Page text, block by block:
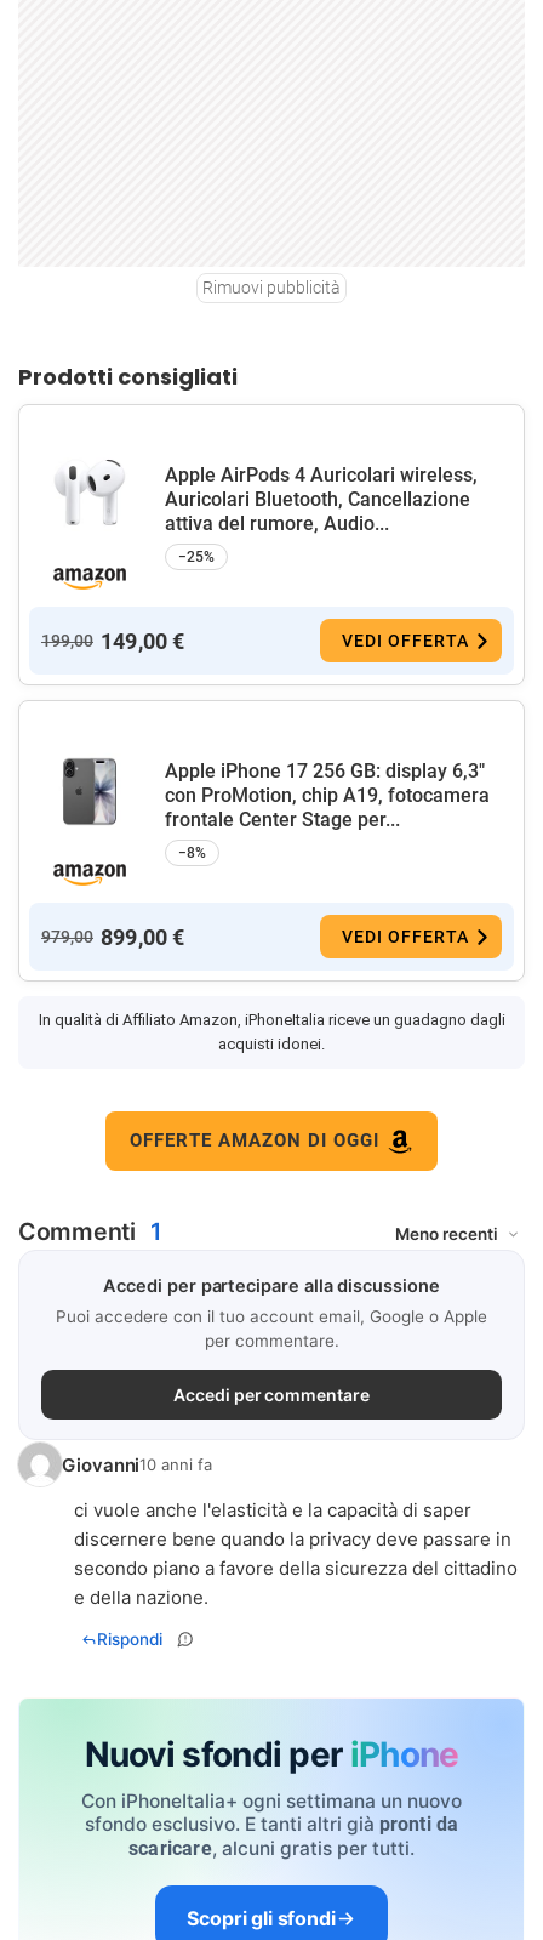
Rimuovi pubblicità
Prodotti consigliati
Apple AirPods 4 Auricolari wireless,
Auricolari Bluetooth, Cancellazione
attiva del rumore, Audio...
−25%
199,00 149,00 € VEDI OFFERTA
Apple iPhone 17 256 GB: display 6,3"
con ProMotion, chip A19, fotocamera
frontale Center Stage per...
−8%
979,00 899,00 € VEDI OFFERTA
In qualità di Affiliato Amazon, iPhoneItalia riceve un guadagno dagli
acquisti idonei.
OFFERTE AMAZON DI OGGI
Commenti 1
Accedi per partecipare alla discussione
Puoi accedere con il tuo account email, Google o Apple
per commentare.
Accedi per commentare
Giovanni10 anni fa
ci vuole anche l'elasticità e la capacità di saper
discernere bene quando la privacy deve passare in
secondo piano a favore della sicurezza del cittadino
e della nazione.
Rispondi
Nuovi sfondi per iPhone
Con iPhoneItalia+ ogni settimana un nuovo
sfondo esclusivo. E tanti altri già pronti da
scaricare, alcuni gratis per tutti.
Scopri gli sfondi